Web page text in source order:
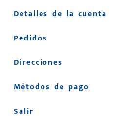
Detalles de la cuenta
Pedidos
Direcciones
Métodos de pago
Salir